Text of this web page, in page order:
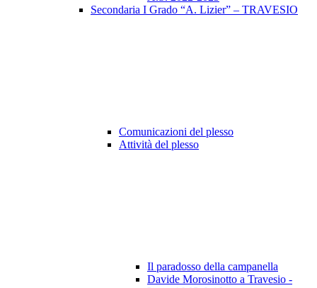
Secondaria I Grado “A. Lizier” – TRAVESIO
Comunicazioni del plesso
Attività del plesso
Il paradosso della campanella
Davide Morosinotto a Travesio -